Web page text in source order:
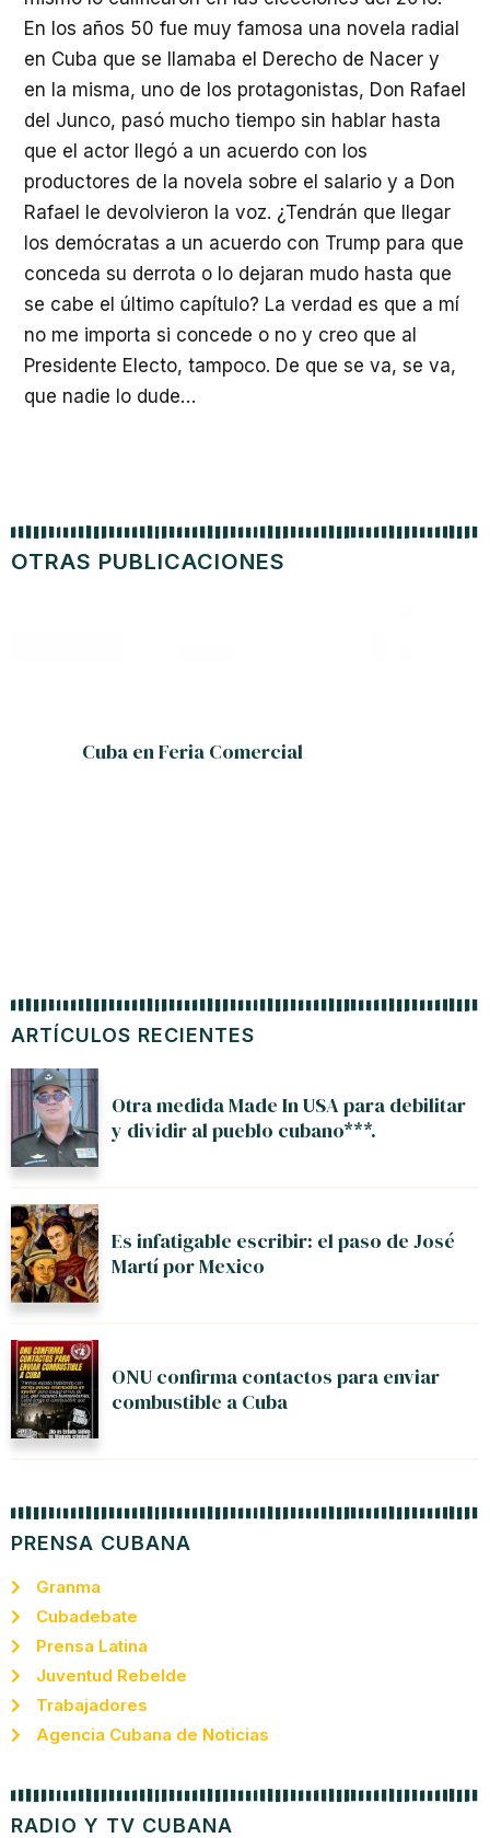
En los años 50 fue muy famosa una novela radial
en Cuba que se llamaba el Derecho de Nacer y
en la misma, uno de los protagonistas, Don Rafael
del Junco, pasó mucho tiempo sin hablar hasta
que el actor llegó a un acuerdo con los
productores de la novela sobre el salario y a Don
Rafael le devolvieron la voz. ¿Tendrán que llegar
los demócratas a un acuerdo con Trump para que
conceda su derrota o lo dejaran mudo hasta que
se cabe el último capítulo? La verdad es que a mí
no me importa si concede o no y creo que al
Presidente Electo, tampoco. De que se va, se va,
que nadie lo dude…
ARTÍCULOS RECIENTES
Otra medida Made In USA para debilitar
y dividir al pueblo cubano***.
Es infatigable escribir: el paso de José
Martí por Mexico
ONU confirma contactos para enviar
combustible a Cuba
PRENSA CUBANA
Granma
Cubadebate
Prensa Latina
Juventud Rebelde
Trabajadores
Agencia Cubana de Noticias
RADIO Y TV CUBANA
OTRAS PUBLICACIONES
Cuba en Feria Comercial